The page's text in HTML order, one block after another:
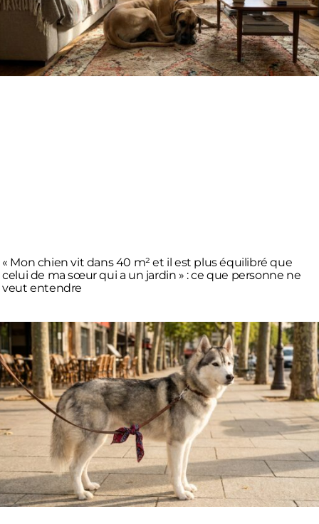
« Mon chien vit dans 40 m² et il est plus équilibré que
celui de ma sœur qui a un jardin » : ce que personne ne
veut entendre